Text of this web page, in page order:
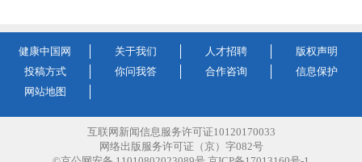
健康中国网 关于我们 人才招聘
版权声明
投稿方式
你问我答 合作咨询
信息保护
网站地图
互联网新闻信息服务许可证10120170033
网络出版服务许可证（京）字082号